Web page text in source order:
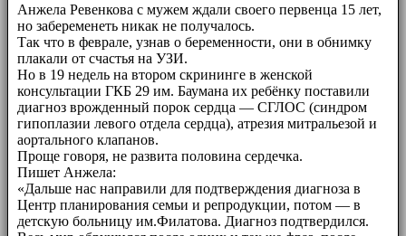
Анжела Ревенкова с мужем ждали своего первенца 15 лет,
но забеременеть никак не получалось.
Так что в феврале, узнав о беременности, они в обнимку
плакали от счастья на УЗИ.
Но в 19 недель на втором скрининге в женской
консультации ГКБ 29 им. Баумана их ребёнку поставили
диагноз врожденный порок сердца — СГЛОС (синдром
гипоплазии левого отдела сердца), атрезия митральезой и
аортального клапанов.
Проще говоря, не развита половина сердечка.
Пишет Анжела:
«Дальше нас направили для подтверждения диагноза в
Центр планирования семьи и репродукции, потом — в
детскую больницу им.Филатова. Диагноз подтвердился.